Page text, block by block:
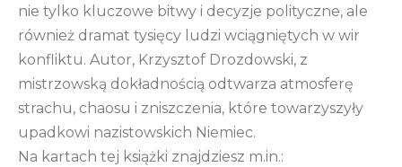
nie tylko kluczowe bitwy i decyzje polityczne, ale
również dramat tysięcy ludzi wciągniętych w wir
konfliktu. Autor, Krzysztof Drozdowski, z
mistrzowską dokładnością odtwarza atmosferę
strachu, chaosu i zniszczenia, które towarzyszyły
upadkowi nazistowskich Niemiec.
Na kartach tej książki znajdziesz m.in.: